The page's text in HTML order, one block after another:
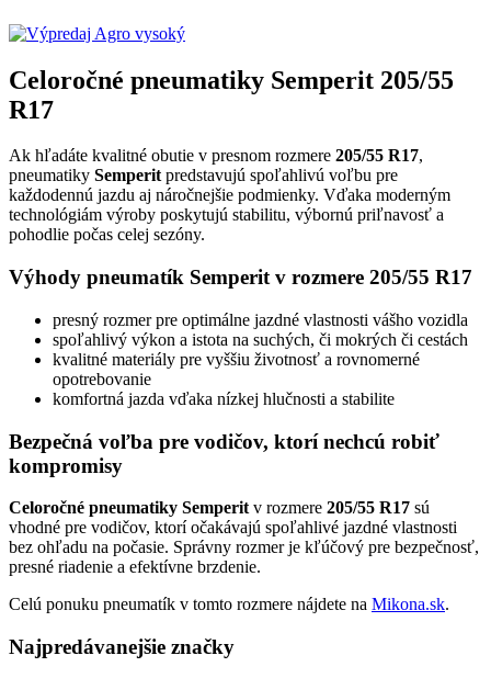
Celoročné pneumatiky Semperit 205/55
R17
Ak hľadáte kvalitné obutie v presnom rozmere 205/55 R17,
pneumatiky Semperitpredstavujú spoľahlivú voľbu pre
každodennú jazdu aj náročnejšie podmienky. Vďaka moderným
technológiám výroby poskytujú stabilitu, výbornú priľnavosť a
pohodlie počas celej sezóny.
Výhody pneumatík Semperit v rozmere 205/55 R17
presný rozmer pre optimálne jazdné vlastnosti vášho vozidla
spoľahlivý výkon a istota na suchých, či mokrých či cestách
kvalitné materiály pre vyššiu životnosť a rovnomerné
opotrebovanie
komfortná jazda vďaka nízkej hlučnosti a stabilite
Bezpečná voľba pre vodičov, ktorí nechcú robiť
kompromisy
Celoročné pneumatiky Semperit v rozmere 205/55 R17 sú
vhodné pre vodičov, ktorí očakávajú spoľahlivé jazdné vlastnosti
bez ohľadu na počasie. Správny rozmer je kľúčový pre bezpečnosť,
presné riadenie a efektívne brzdenie.
Celú ponuku pneumatík v tomto rozmere nájdete na Mikona.sk.
Najpredávanejšie značky